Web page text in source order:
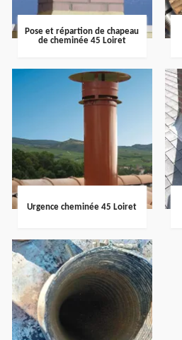
Pose et répartion de chapeau
de cheminée 45 Loiret
Urgence cheminée 45 Loiret